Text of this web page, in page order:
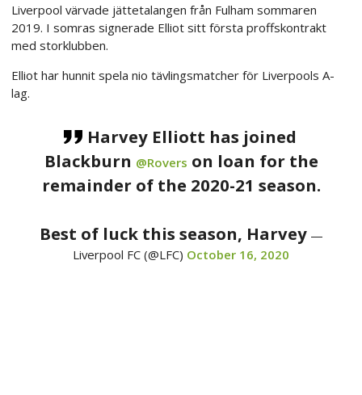
Liverpool värvade jättetalangen från Fulham sommaren
2019. I somras signerade Elliot sitt första proffskontrakt
med storklubben.
Elliot har hunnit spela nio tävlingsmatcher för Liverpools A-
lag.
Harvey Elliott has joined
Blackburn @Rovers on loan for the
remainder of the 2020-21 season.
Best of luck this season, Harvey—
Liverpool FC (@LFC) October 16, 2020